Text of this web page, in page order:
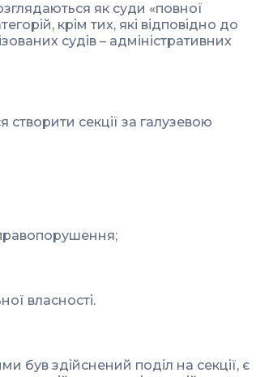
як суди «повної
крім тих, які відповідно до
судів – адміністративних
створити секції за галузевою
правопорушення;
власності.
був здійснений поділ на секції, є